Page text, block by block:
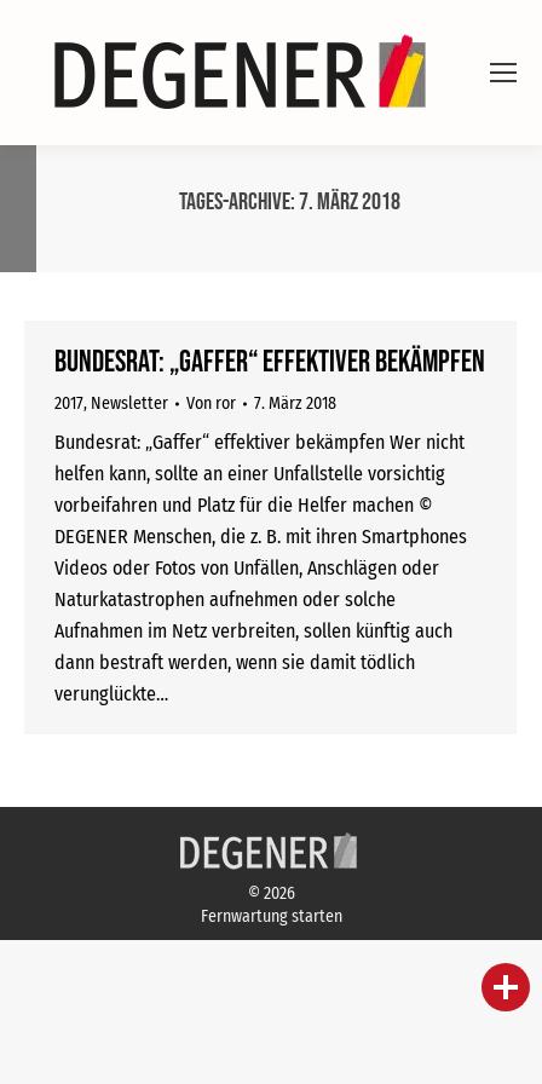
Tages-Archive:7. März 2018
Bundesrat: „Gaffer“ effektiver bekämpfen
2017, Newsletter Von ror 7. März 2018
Bundesrat: „Gaffer“ effektiver bekämpfen Wer nicht
helfen kann, sollte an einer Unfallstelle vorsichtig
vorbeifahren und Platz für die Helfer machen ©
DEGENER Menschen, die z. B. mit ihren Smartphones
Videos oder Fotos von Unfällen, Anschlägen oder
Naturkatastrophen aufnehmen oder solche
Aufnahmen im Netz verbreiten, sollen künftig auch
dann bestraft werden, wenn sie damit tödlich
verunglückte…
© 2026
Fernwartung starten